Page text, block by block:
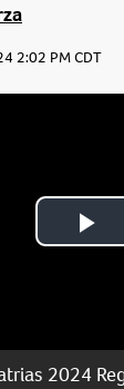
2:02 PM CDT
2024